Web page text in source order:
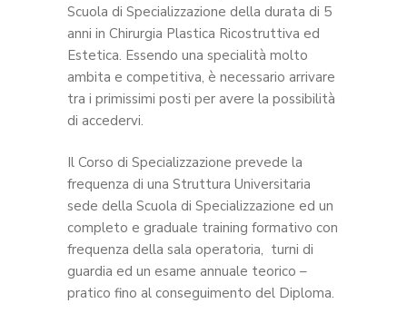
Scuola di Specializzazione della durata di 5
anni in Chirurgia Plastica Ricostruttiva ed
Estetica. Essendo una specialità molto
ambita e competitiva, è necessario arrivare
tra i primissimi posti per avere la possibilità
di accedervi.
Il Corso di Specializzazione prevede la
frequenza di una Struttura Universitaria
sede della Scuola di Specializzazione ed un
completo e graduale training formativo con
frequenza della sala operatoria, turni di
guardia ed un esame annuale teorico –
pratico fino al conseguimento del Diploma.